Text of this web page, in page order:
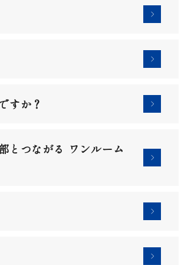
すか？
とつながる ワンルーム